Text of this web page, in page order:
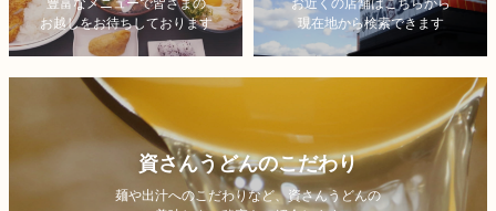
お越しをお待ちしております
現在地から検索できます
資さんうどんのこだわり
麺や出汁へのこだわりなど、資さんうどんの